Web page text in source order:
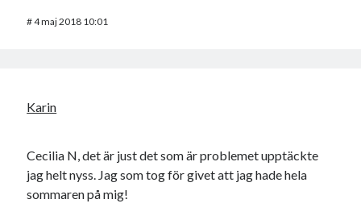
#4 maj 2018 10:01
Karin
Cecilia N, det är just det som är problemet upptäckte
jag helt nyss. Jag som tog för givet att jag hade hela
sommaren på mig!